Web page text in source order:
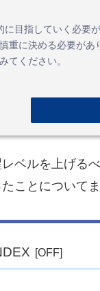
に目指していく必要
重に決める必要が
てください。
ベルを上げる
ことについてま